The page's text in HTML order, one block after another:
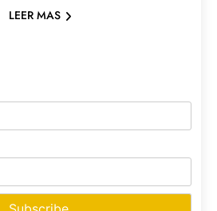
LEER MAS